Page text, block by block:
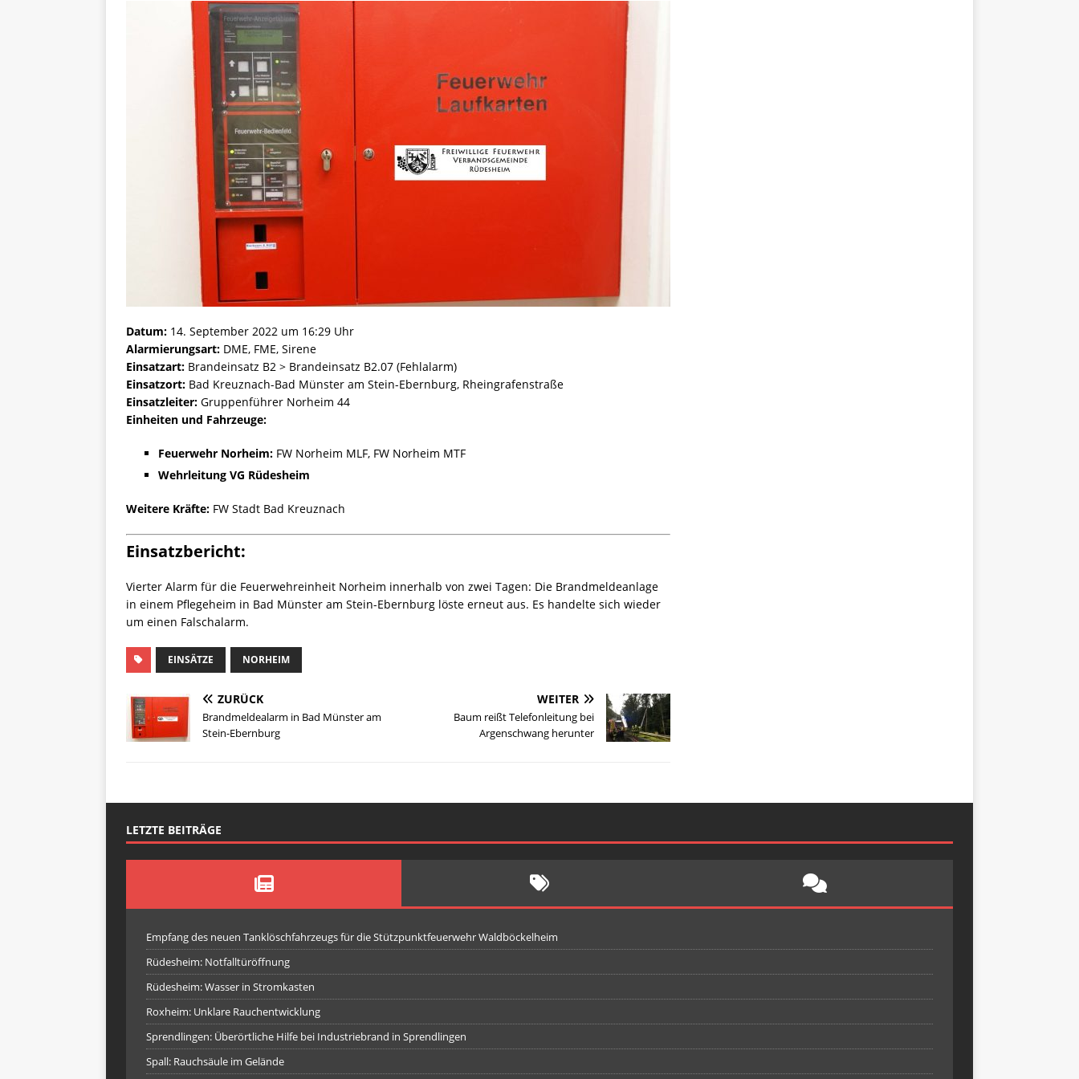
Datum: 14. September 2022 um 16:29 Uhr
Alarmierungsart: DME, FME, Sirene
Einsatzart: Brandeinsatz B2 > Brandeinsatz B2.07 (Fehlalarm)
Einsatzort: Bad Kreuznach-Bad Münster am Stein-Ebernburg, Rheingrafenstraße
Einsatzleiter: Gruppenführer Norheim 44
Einheiten und Fahrzeuge:
Feuerwehr Norheim: FW Norheim MLF, FW Norheim MTF
Wehrleitung VG Rüdesheim
Weitere Kräfte: FW Stadt Bad Kreuznach
Einsatzbericht:
Vierter Alarm für die Feuerwehreinheit Norheim innerhalb von zwei Tagen: Die Brandmeldeanlage
in einem Pflegeheim in Bad Münster am Stein-Ebernburg löste erneut aus. Es handelte sich wieder
um einen Falschalarm.
EINSÄTZE NORHEIM
ZURÜCK
Brandmeldealarm in Bad Münster am
Stein-Ebernburg
WEITER
Baum reißt Telefonleitung bei
Argenschwang herunter
LETZTE BEITRÄGE
Empfang des neuen Tanklöschfahrzeugs für die Stützpunktfeuerwehr Waldböckelheim
Rüdesheim: Notfalltüröffnung
Rüdesheim: Wasser in Stromkasten
Roxheim: Unklare Rauchentwicklung
Sprendlingen: Überörtliche Hilfe bei Industriebrand in Sprendlingen
Spall: Rauchsäule im Gelände